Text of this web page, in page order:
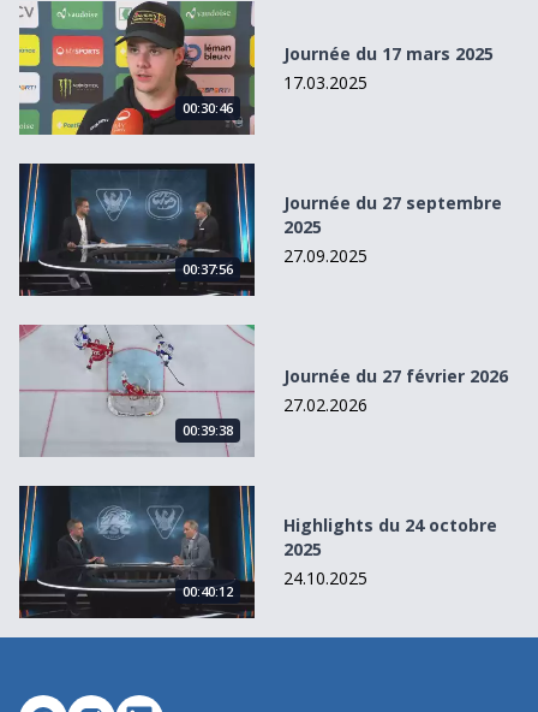
Journée du 17 mars 2025
00:30:46
Journée du 17 mars 2025
17.03.2025
Journée du 27 septembre 2025
00:37:56
Journée du 27 septembre
2025
27.09.2025
Journée du 27 février 2026
00:39:38
Journée du 27 février 2026
27.02.2026
Highlights du 24 octobre 2025
00:40:12
Highlights du 24 octobre
2025
24.10.2025